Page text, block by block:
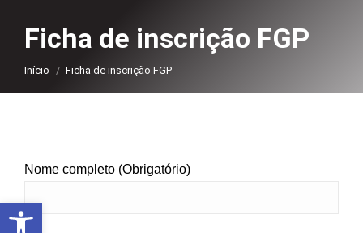
Ficha de inscrição FGP
Você está aqui:
Início Ficha de inscrição FGP
Nome completo (Obrigatório)
Abrir a barra de ferramentas